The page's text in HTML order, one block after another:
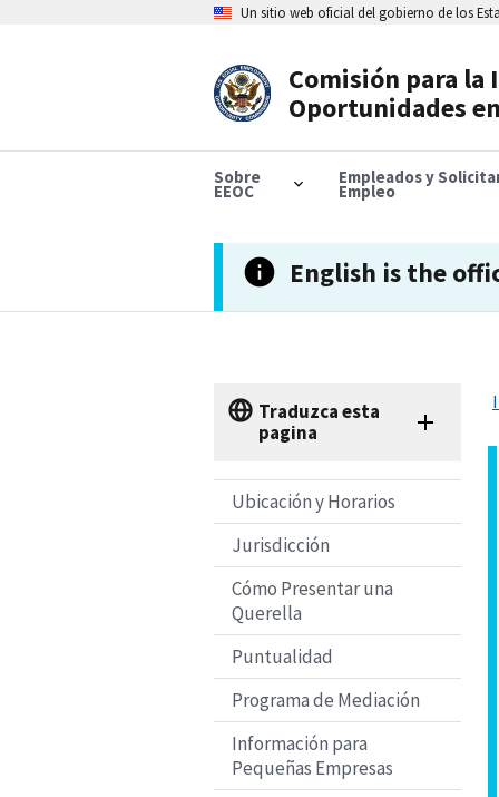
Un sitio web oficial del gobierno de los
Comisión para la
Oportunidades
Sobre
EEOC
Empleados y
Empleo
English is the
Traduzca esta
pagina
Ubicación y Horarios
Jurisdicción
Cómo Presentar una
Querella
Puntualidad
Programa de Mediación
Información para
Pequeñas Empresas